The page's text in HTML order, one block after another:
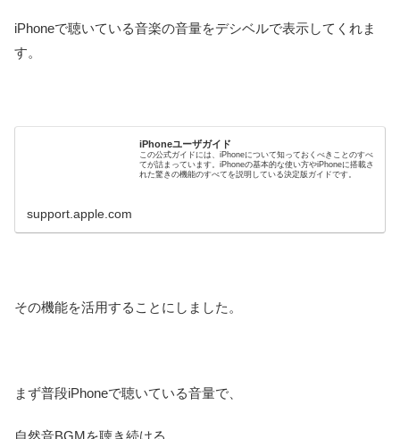
iPhoneで聴いている音楽の音量をデシベルで表示してくれま
す。
iPhoneユーザガイド
この公式ガイドには、iPhoneについて知っておくべきことのすべ
てが詰まっています。iPhoneの基本的な使い方やiPhoneに搭載さ
れた驚きの機能のすべてを説明している決定版ガイドです。
support.apple.com
その機能を活用することにしました。
まず普段iPhoneで聴いている音量で、
自然音BGMを聴き続ける。